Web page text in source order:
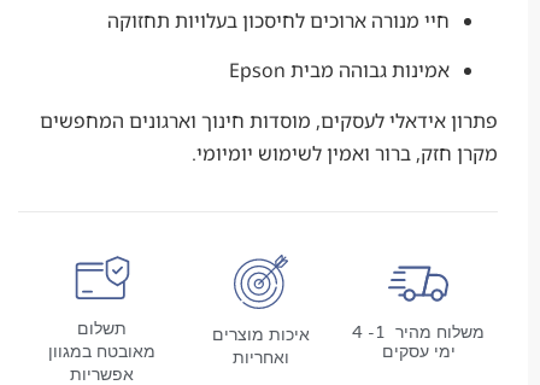
חיי מנורה ארוכים לחיסכון בעלויות תחזוקה
אמינות גבוהה מבית Epson
אידאלי לעסקים, מוסדות חינוך וארגונים המחפשים
ברור ואמין לשימוש יומיומי.
משלוח מהיר 1- 4
איכות מוצרים
תשלום
מאובטח במגוון